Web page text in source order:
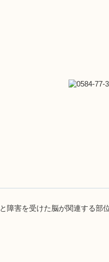
障害を受けた脳が関連する部